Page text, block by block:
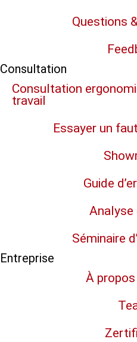
Questions
Consultation
Consultation
travail
Essayer un
Guide
Analyse
Séminaire
Entreprise
À